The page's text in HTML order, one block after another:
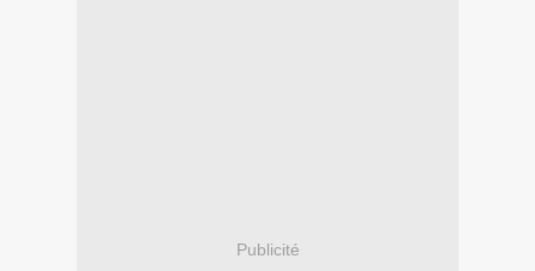
Publicité